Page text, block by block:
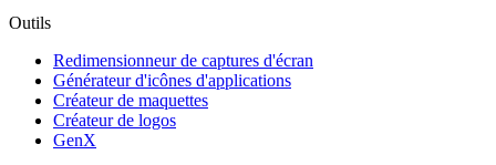
Outils
Redimensionneur de captures d'écran
Générateur d'icônes d'applications
Créateur de maquettes
Créateur de logos
GenX